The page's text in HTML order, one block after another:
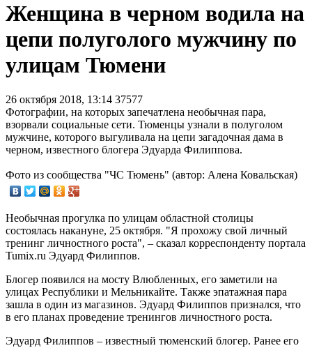
Женщина в черном водила на
цепи полуголого мужчину по
улицам Тюмени
26 октября 2018, 13:14 37577
Фотографии, на которых запечатлена необычная пара,
взорвали социальные сети. Тюменцы узнали в полуголом
мужчине, которого выгуливала на цепи загадочная дама в
черном, известного блогера Эдуарда Филиппова.
Фото из сообщества "ЧС Тюмень" (автор: Алена Ковальская)
Необычная прогулка по улицам областной столицы
состоялась накануне, 25 октября. "Я прохожу свой личный
тренинг личностного роста", – сказал корреспонденту портала
Tumix.ru Эдуард Филиппов.
Блогер появился на мосту Влюбленных, его заметили на
улицах Республики и Мельникайте. Также эпатажная пара
зашла в один из магазинов. Эдуард Филиппов признался, что
в его планах проведение тренингов личностного роста.
Эдуард Филиппов – известный тюменский блогер. Ранее его